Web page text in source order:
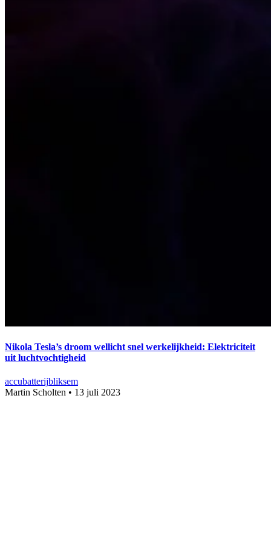
Nikola Tesla’s droom wellicht snel werkelijkheid: Elektriciteit
uit luchtvochtigheid
accubatterijbliksem
Martin Scholten • 13 juli 2023